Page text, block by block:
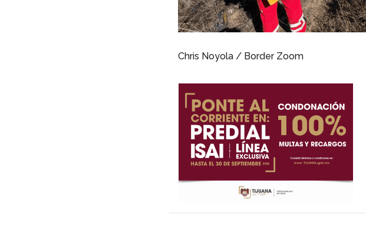
Chris Noyola / Border Zoom